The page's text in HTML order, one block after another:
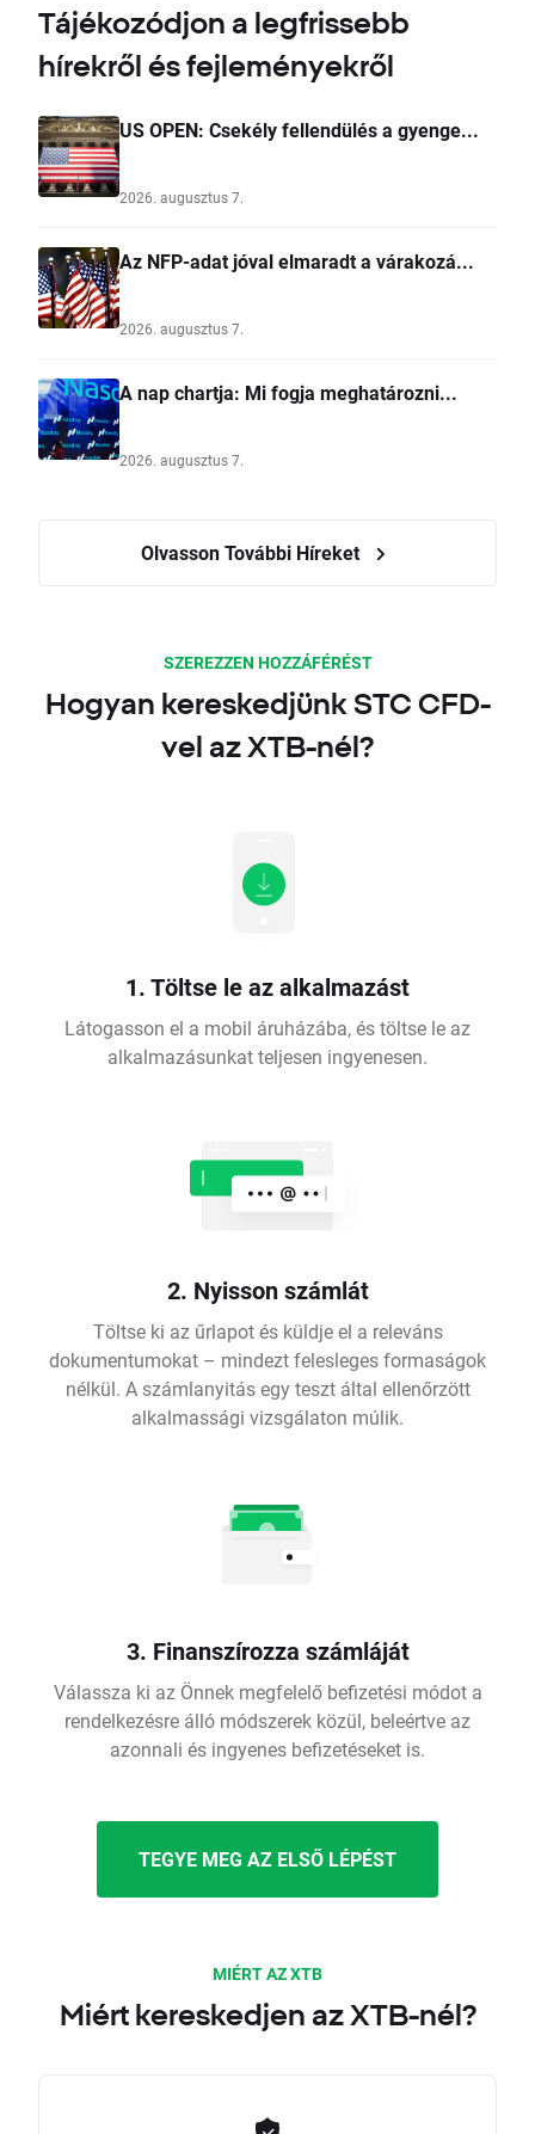
Tájékozódjon a legfrissebb
hírekről és fejleményekről
US OPEN: Csekély fellendülés a gyenge...
2026. augusztus 7.
Az NFP-adat jóval elmaradt a várakozá...
2026. augusztus 7.
A nap chartja: Mi fogja meghatározni...
2026. augusztus 7.
Olvasson További Híreket
SZEREZZEN HOZZÁFÉRÉST
Hogyan kereskedjünk STC CFD-
vel az XTB-nél?
1. Töltse le az alkalmazást
Látogasson el a mobil áruházába, és töltse le az
alkalmazásunkat teljesen ingyenesen.
2. Nyisson számlát
Töltse ki az űrlapot és küldje el a releváns
dokumentumokat – mindezt felesleges formaságok
nélkül. A számlanyitás egy teszt által ellenőrzött
alkalmassági vizsgálaton múlik.
3. Finanszírozza számláját
Válassza ki az Önnek megfelelő befizetési módot a
rendelkezésre álló módszerek közül, beleértve az
azonnali és ingyenes befizetéseket is.
TEGYE MEG AZ ELSŐ LÉPÉST
MIÉRT AZ XTB
Miért kereskedjen az XTB-nél?